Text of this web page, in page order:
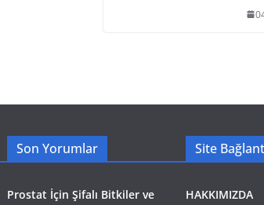
Son Yorumlar
Prostat İçin Şifalı Bitkiler ve
Site
HAKKIMIZDA